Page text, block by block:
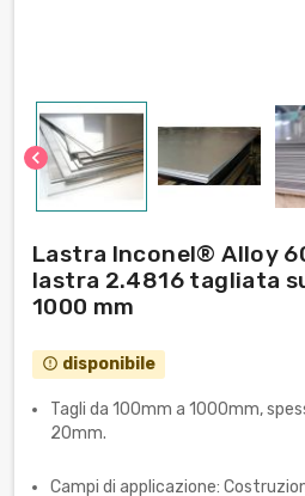
chevron_left
Lastra Inconel® Alloy
lastra 2.4816 tagliata
1000 mm
error_outline disponibile
Tagli da 100mm a 1000mm,
20mm.
Campi di applicazione: